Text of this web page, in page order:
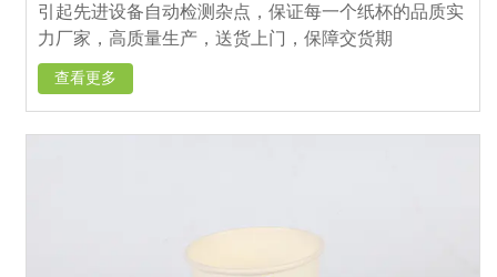
引起先进设备自动检测杂点，保证每一个纸杯的品质实
力厂家，高质量生产，送货上门，保障交货期
查看更多